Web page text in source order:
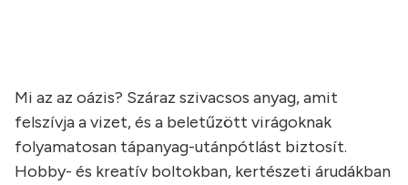
Mi az az oázis? Száraz szivacsos anyag, amit
felszívja a vizet, és a beletűzött virágoknak
folyamatosan tápanyag-utánpótlást biztosít.
Hobby- és kreatív boltokban, kertészeti árudákban